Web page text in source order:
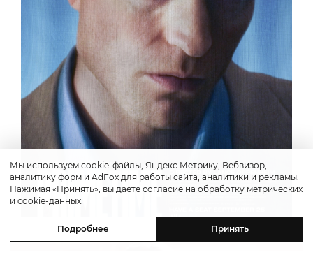
Мы используем cookie-файлы, Яндекс.Метрику, Вебвизор,
аналитику форм и AdFox для работы сайта, аналитики и рекламы.
Нажимая «Принять», вы даете согласие на обработку метрических
и cookie-данных.
Подробнее Принять